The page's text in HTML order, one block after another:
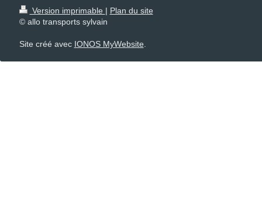
Version imprimable | Plan du site
© allo transports sylvain
Site créé avec IONOS MyWebsite